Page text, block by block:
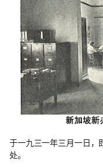
于一九三一年三月一日，
处。